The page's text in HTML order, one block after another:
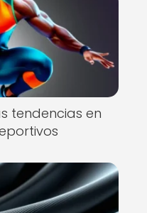
tendencias en